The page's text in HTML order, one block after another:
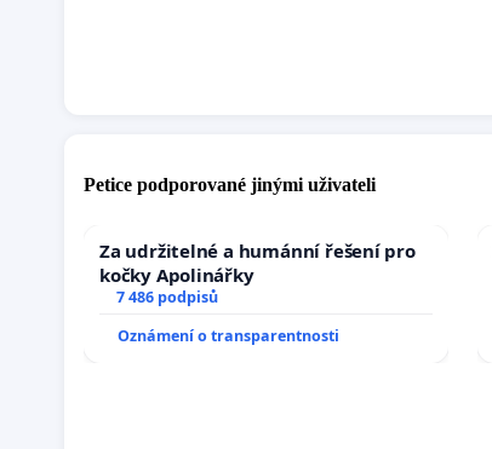
Petice podporované jinými uživateli
Za udržitelné a humánní řešení pro
kočky Apolinářky
7 486 podpisů
Oznámení o transparentnosti